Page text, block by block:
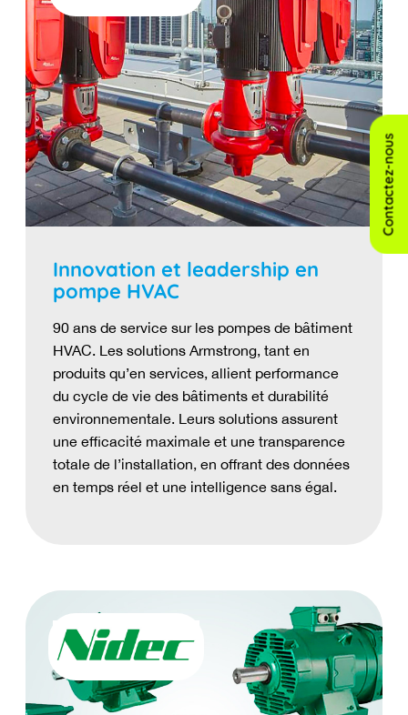
Innovation et leadership en
pompe HVAC
90 ans de service sur les pompes de bâtiment
HVAC. Les solutions Armstrong, tant en
produits qu’en services, allient performance
du cycle de vie des bâtiments et durabilité
environnementale. Leurs solutions assurent
une efficacité maximale et une transparence
totale de l’installation, en offrant des données
en temps réel et une intelligence sans égal.
Contactez-nous